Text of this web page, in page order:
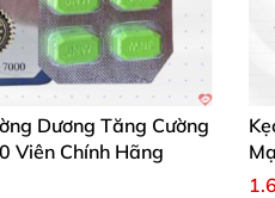
lâu. Sản phẩm giúp tôi
thực của phái mạnh!
tuyệt đối!
Dương Tăng Cường
Viên Chính Hãng